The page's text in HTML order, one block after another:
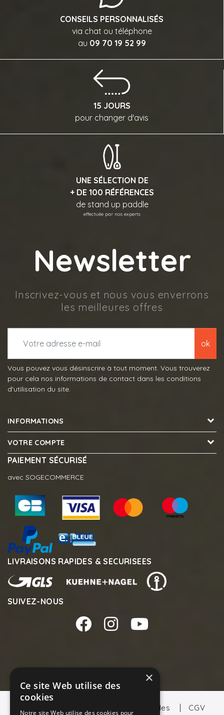
CONSEILS PERSONNALISÉS
via chat ou téléphone
au 09 70 19 52 99
15 JOURS
pour changer d'avis
UNE SÉLECTION DE
+ DE 100 RÉFÉRENCES
de stand up paddle
effectuée par nos experts
Newsletter
Inscrivez-vous et nous vous enverrons
les meilleures offres
ok
Vous pouvez vous désinscrire à tout moment. Vous trouverez
pour cela nos informations de contact dans les conditions
d'utilisation du site.
INFORMATIONS
VOTRE COMPTE
PAIEMENT SÉCURISÉ
avec SOGECOMMERCE
LIVRAISONS RAPIDES & SECURISEES
SUIVEZ-NOUS
Mentions Légales CGV
×
Ce site Web utilise des
cookies
Notre site Web utilise des cookies pour